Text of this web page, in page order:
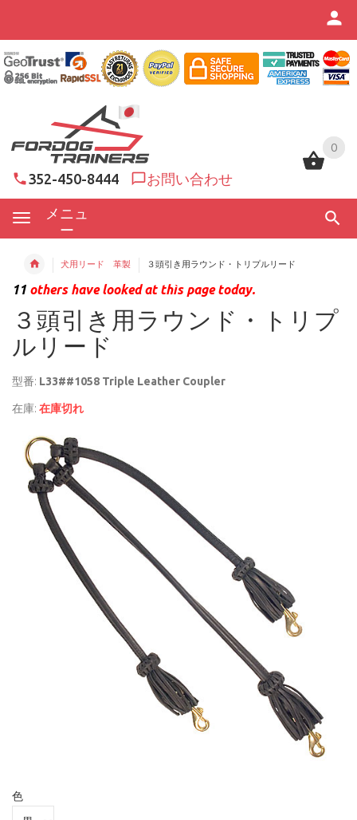
0
352-450-8444 お問い合わせ
メニュ
ー
0
犬用リード 革製 ３頭引き用ラウンド・トリプルリード
11 others have looked at this page today.
３頭引き用ラウンド・トリプ
ルリード
型番: L33##1058 Triple Leather Coupler
在庫: 在庫切れ
色